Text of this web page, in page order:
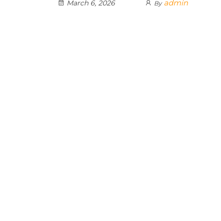
March 6, 2026 By admin